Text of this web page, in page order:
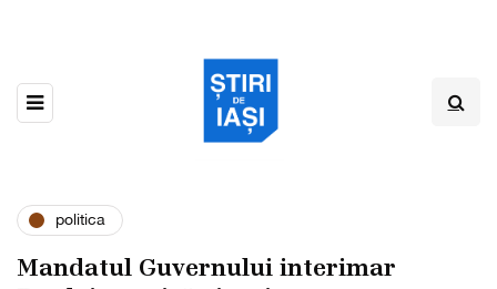
politica
Mandatul Guvernului interimar